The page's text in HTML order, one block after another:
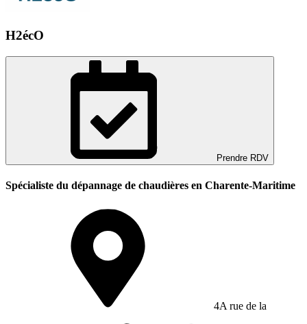
H2écO
Prendre RDV
Spécialiste du dépannage de chaudières en Charente-Maritime
4A rue de la